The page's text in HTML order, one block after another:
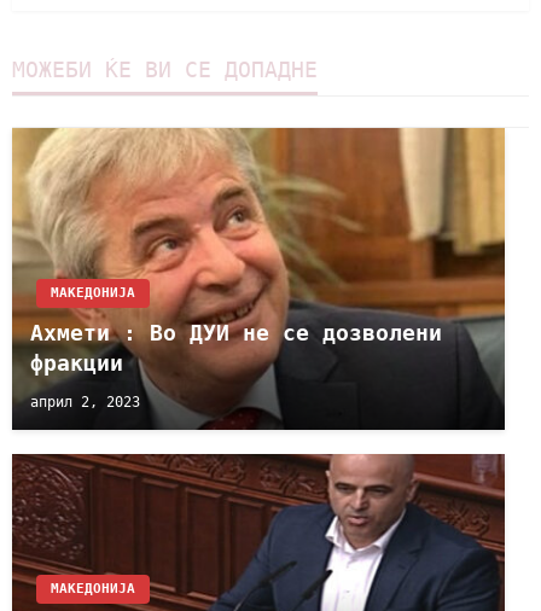
МОЖЕБИ ЌЕ ВИ СЕ ДОПАДНЕ
МАКЕДОНИЈА
Ахмети : Во ДУИ не се дозволени
фракции
април 2, 2023
МАКЕДОНИЈА